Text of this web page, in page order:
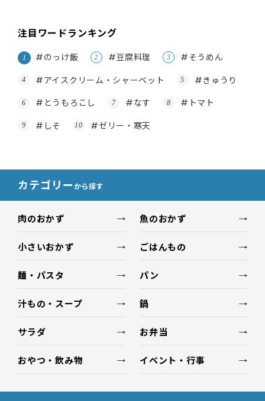
注目ワードランキング
#のっけ飯 #豆腐料理
#そうめん
#アイスクリーム・シャーベット
#きゅうり
#とうもろこし
#なす
#トマト
#しそ
#ゼリー・寒天
カテゴリー から探す
肉のおかず 魚のおかず
小さいおかず ごはんもの
麺・パスタ パン
汁もの・スープ 鍋
サラダ お弁当
おやつ・飲み物 イベント・行事